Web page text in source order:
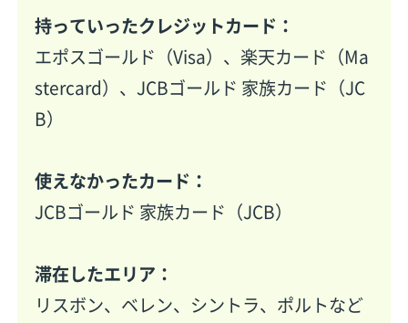
持っていったクレジットカード：
エポスゴールド（Visa）、楽天カード（Ma
stercard）、JCBゴールド 家族カード（JC
B）
使えなかったカード：
JCBゴールド 家族カード（JCB）
滞在したエリア：
リスボン、ベレン、シントラ、ポルトなど